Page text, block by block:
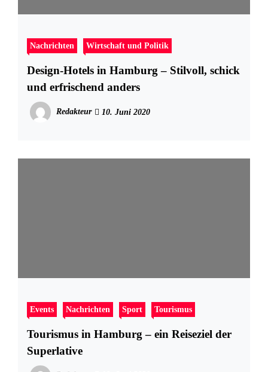
Nachrichten Wirtschaft und Politik
Design-Hotels in Hamburg – Stilvoll, schick
und erfrischend anders
Redakteur 10. Juni 2020
Events Nachrichten Sport Tourismus
Tourismus in Hamburg – ein Reiseziel der
Superlative